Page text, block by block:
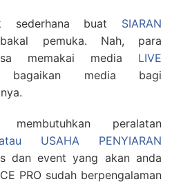
buat SIARAN
pemuka. Nah, para
memakai media LIVE
media bagi
peralatan
USAHA PENYIARAN
dan event yang akan anda
PRO sudah berpengalaman